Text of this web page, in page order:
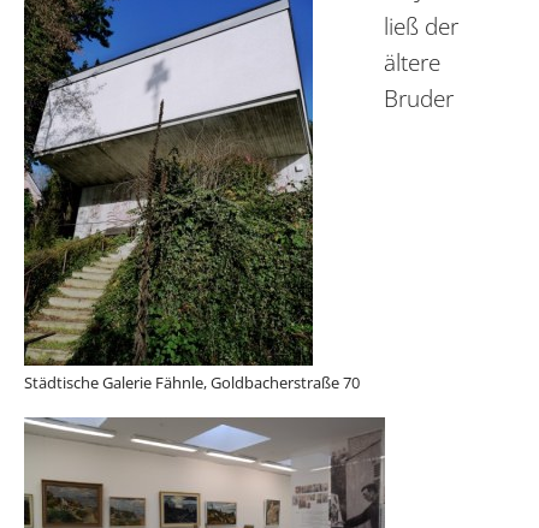
Städtische Galerie Fähnle, Goldbacherstraße 70
ließ der
ältere
Bruder